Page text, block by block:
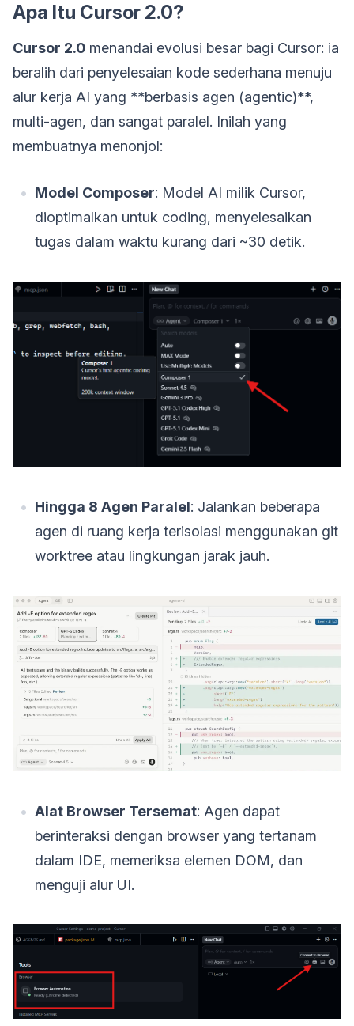
Apa Itu Cursor 2.0?
Cursor 2.0 menandai evolusi besar bagi Cursor: ia
beralih dari penyelesaian kode sederhana menuju
alur kerja AI yang **berbasis agen (agentic)**,
multi-agen, dan sangat paralel. Inilah yang
membuatnya menonjol:
Model Composer: Model AI milik Cursor,
dioptimalkan untuk coding, menyelesaikan
tugas dalam waktu kurang dari ~30 detik.
Hingga 8 Agen Paralel: Jalankan beberapa
agen di ruang kerja terisolasi menggunakan git
worktree atau lingkungan jarak jauh.
Alat Browser Tersemat: Agen dapat
berinteraksi dengan browser yang tertanam
dalam IDE, memeriksa elemen DOM, dan
menguji alur UI.